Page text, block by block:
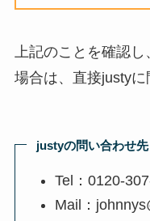
上記のことを確認
場合は、直接justyに
justyの問い合わせ先
Tel：0120-
Mail：